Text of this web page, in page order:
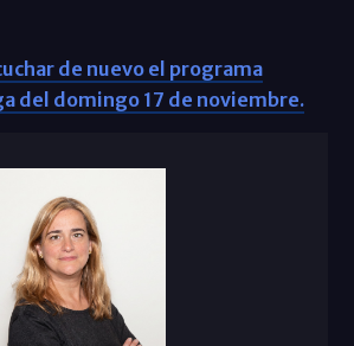
de nuevo el programa
del domingo 17 de noviembre.